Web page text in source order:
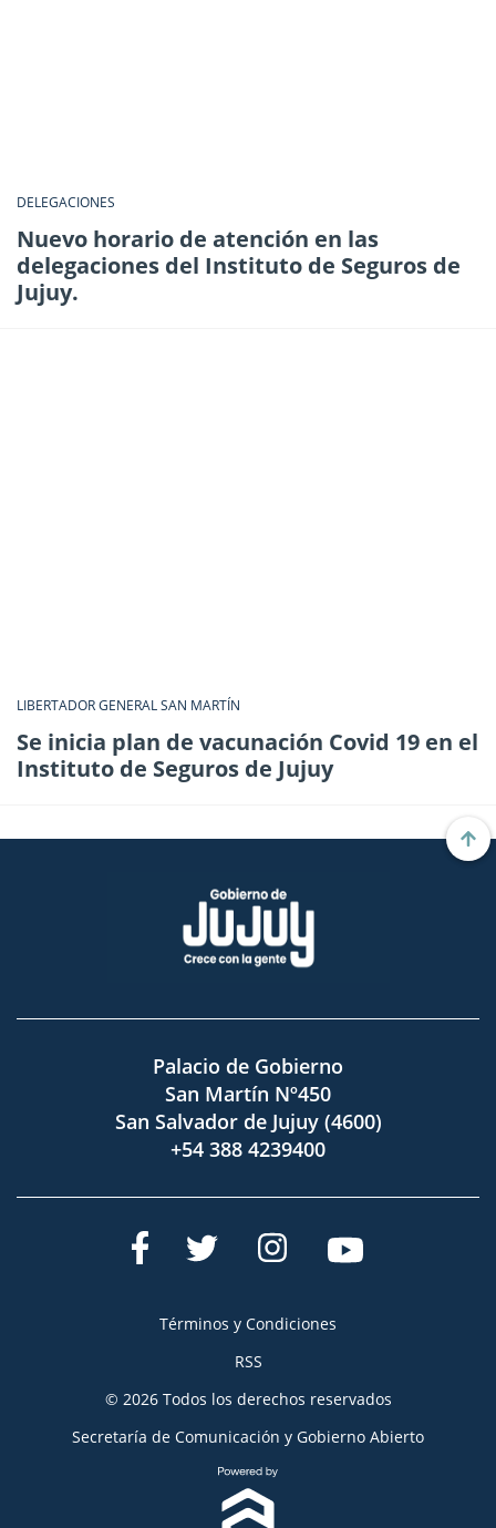
DELEGACIONES
Nuevo horario de atención en las
delegaciones del Instituto de Seguros de
Jujuy.
LIBERTADOR GENERAL SAN MARTÍN
Se inicia plan de vacunación Covid 19 en el
Instituto de Seguros de Jujuy
Palacio de Gobierno
San Martín Nº450
San Salvador de Jujuy (4600)
+54 388 4239400
Términos y Condiciones
RSS
© 2026 Todos los derechos reservados
Secretaría de Comunicación y Gobierno Abierto